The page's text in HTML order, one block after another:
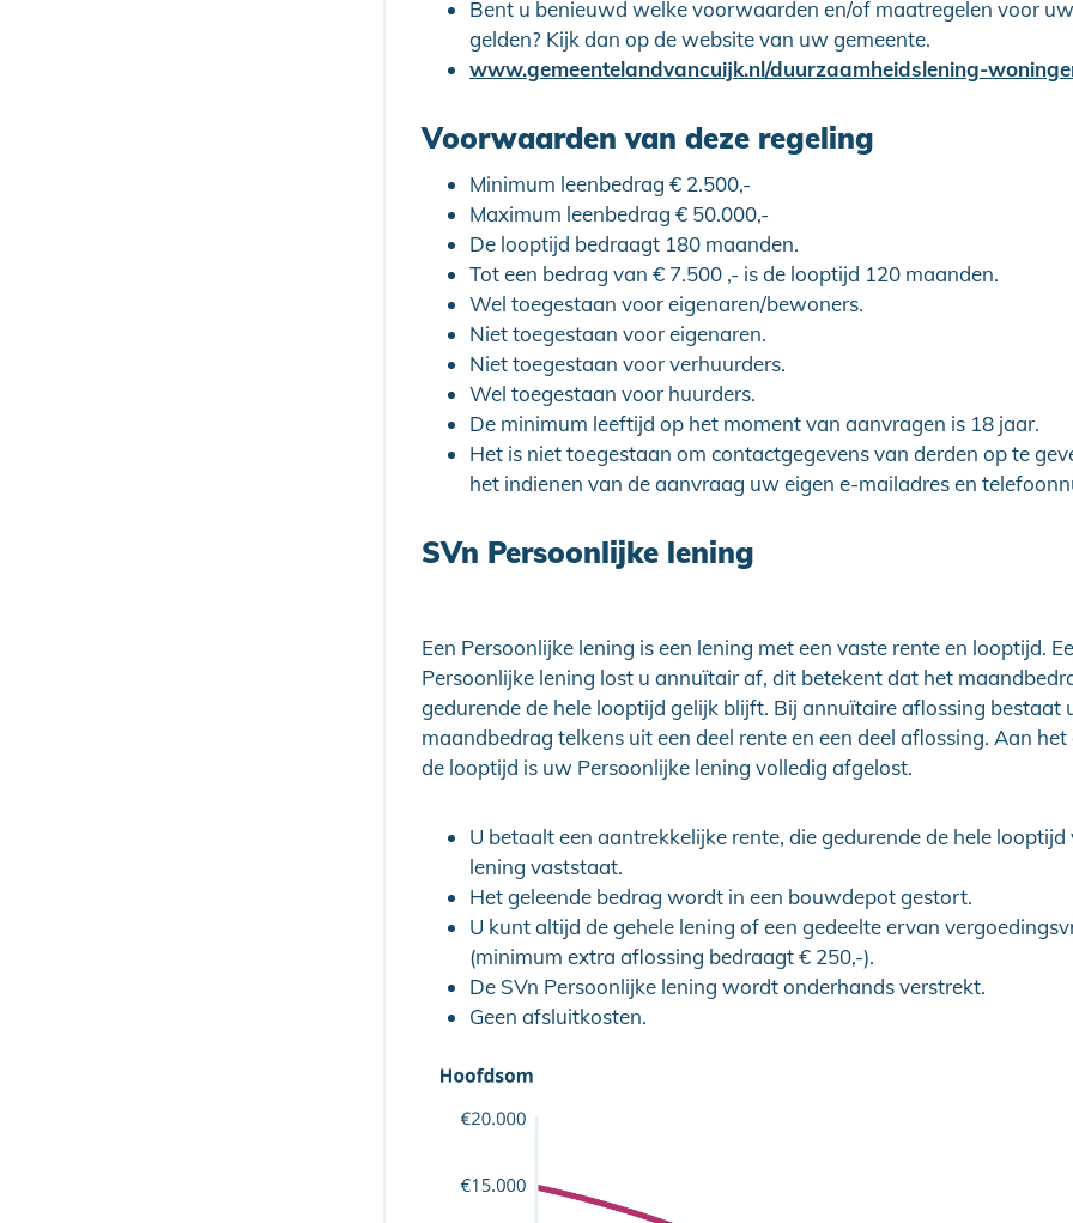
Bent u benieuwd welke voorwaarden en/of maatregelen voor
gelden? Kijk dan op de website van uw gemeente.
Voorwaarden van deze regeling
Minimum leenbedrag € 2.500,-
Maximum leenbedrag € 50.000,-
De looptijd bedraagt 180 maanden.
Tot een bedrag van € 7.500 ,- is de looptijd 120 maanden.
Wel toegestaan voor eigenaren/bewoners.
Niet toegestaan voor eigenaren.
Niet toegestaan voor verhuurders.
Wel toegestaan voor huurders.
De minimum leeftijd op het moment van aanvragen is 18 jaar.
Het is niet toegestaan om contactgegevens van derden op te
het indienen van de aanvraag uw eigen e-mailadres en
SVn Persoonlijke lening
Een Persoonlijke lening is een lening met een vaste rente en looptijd.
Persoonlijke lening lost u annuïtair af, dit betekent dat het
gedurende de hele looptijd gelijk blijft. Bij annuïtaire aflossing bestaat
maandbedrag telkens uit een deel rente en een deel aflossing. Aan
de looptijd is uw Persoonlijke lening volledig afgelost.
U betaalt een aantrekkelijke rente, die gedurende de hele looptijd
lening vaststaat.
Het geleende bedrag wordt in een bouwdepot gestort.
U kunt altijd de gehele lening of een gedeelte ervan
(minimum extra aflossing bedraagt € 250,-).
De SVn Persoonlijke lening wordt onderhands verstrekt.
Geen afsluitkosten.